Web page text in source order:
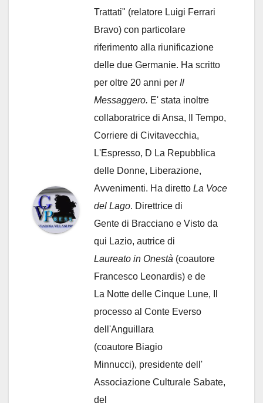
Trattati" (relatore Luigi Ferrari
Bravo) con particolare
riferimento alla riunificazione
delle due Germanie. Ha scritto
per oltre 20 anni per Il
Messaggero. E' stata inoltre
collaboratrice di Ansa, Il Tempo,
Corriere di Civitavecchia,
L'Espresso, D La Repubblica
delle Donne, Liberazione,
Avvenimenti. Ha diretto La Voce
del Lago. Direttrice di
Gente di Bracciano e Visto da
qui Lazio, autrice di
Laureato in Onestà (coautore
Francesco Leonardis) e de
La Notte delle Cinque Lune, Il
processo al Conte Everso
dell'Anguillara
(coautore Biagio
Minnucci), presidente dell'
Associazione Culturale Sabate,
del